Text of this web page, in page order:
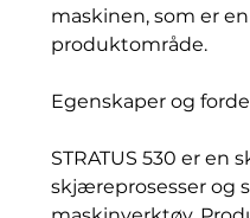
maskinen, som er
produktområde.
Egenskaper og
STRATUS 530 er
skjæreprosesser og